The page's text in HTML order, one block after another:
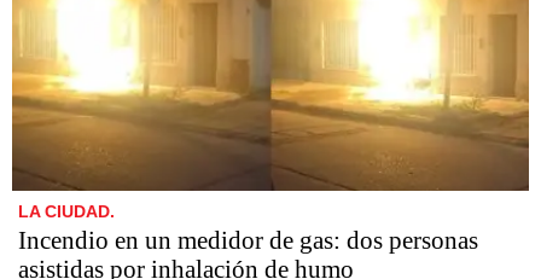
LA CIUDAD.
Incendio en un medidor de gas: dos personas
asistidas por inhalación de humo